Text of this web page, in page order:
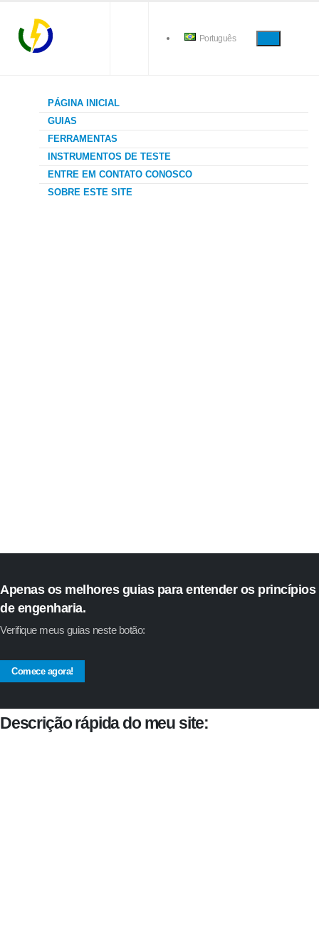
PÁGINA INICIAL
GUIAS
FERRAMENTAS
INSTRUMENTOS DE TESTE
ENTRE EM CONTATO CONOSCO
SOBRE ESTE SITE
Português
Apenas os melhores guias para entender os princípios
de engenharia.
Verifique meus guias neste botão:
Comece agora!
Descrição rápida do meu site: